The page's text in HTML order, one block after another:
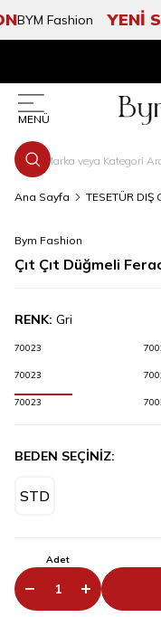
BYM Fashion YENİ
MENÜ
Ana Sayfa TESETÜR DIŞ
Bym Fashion
Çıt Çıt Düğmeli
RENK: Gri
70023
70023
70023
BEDEN SEÇİNİZ:
STD
Adet